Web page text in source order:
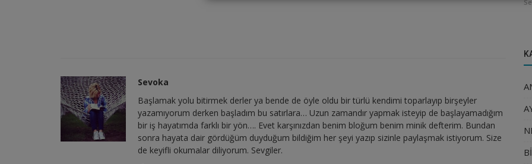
Sevoka
Başlamak yolu bitirmek derler ya bende de öyle oldu bir türlü kendimi toparlayıp birşeyler
yazamıyorum derken başladım bu satırlara… Uzun zamandır yapmak isteyip de başlayamadığım
bir iş hayatımda farklı bir yön…. Evet karşınızdan benim bloğum benim minik defterim. Bundan
sonra hayata dair gördüğüm duyduğum bildiğim her şeyi yazıp sizinle paylaşmak istiyorum. Size
de keyifli okumalar diliyorum. Sevgiler.